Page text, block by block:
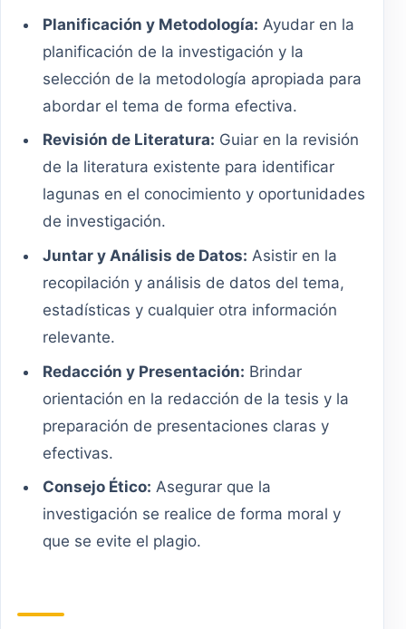
Planificación y Metodología: Ayudar en la
planificación de la investigación y la
selección de la metodología apropiada para
abordar el tema de forma efectiva.
Revisión de Literatura: Guiar en la revisión
de la literatura existente para identificar
lagunas en el conocimiento y oportunidades
de investigación.
Juntar y Análisis de Datos: Asistir en la
recopilación y análisis de datos del tema,
estadísticas y cualquier otra información
relevante.
Redacción y Presentación: Brindar
orientación en la redacción de la tesis y la
preparación de presentaciones claras y
efectivas.
Consejo Ético: Asegurar que la
investigación se realice de forma moral y
que se evite el plagio.